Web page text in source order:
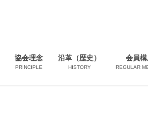
協会理念
PRINCIPLE
沿革（歴史）
HISTORY
会員
REGULAR